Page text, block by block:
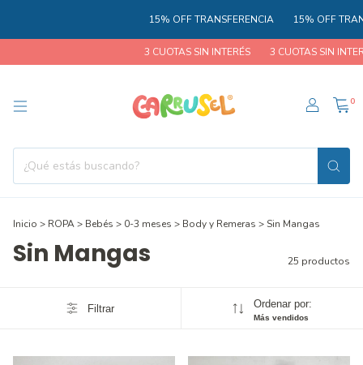
15% OFF TRANSFERENCIA 15% OFF
3 CUOTAS SIN INTERÉS 3 CUOTAS SIN INTERÉS
0
Inicio > ROPA> Bebés > 0-3 meses > Body y Remeras >Sin Mangas
Sin Mangas 25 productos
Filtrar Ordenar por:
Más vendidos